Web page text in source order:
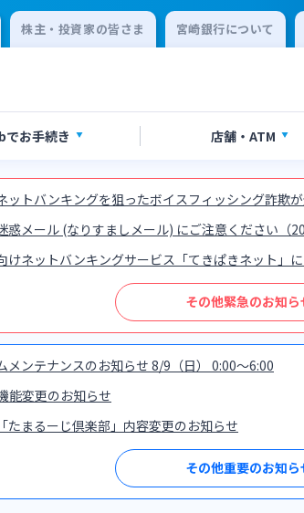
株主・投資家の皆さま 宮崎銀行について
でお手続き 店舗・ ATM
金・相続 外
ャッシュレスサービス ス
to present your
閉じる
閉じる
閉じる
閉じる
ットバンキングを狙ったボイスフィッシング詐欺
惑メール (なりすましメール) にご注意ください（
けネットバンキングサービス「てきぱきネット」
その他緊急のお知ら
メンテナンスのお知らせ 8/9（日） 0:00～6:00
能変更のお知らせ
たまるーじ倶楽部」内容変更のお知らせ
その他重要のお知ら